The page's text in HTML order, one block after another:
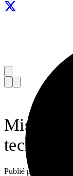
Mise en
Publié par